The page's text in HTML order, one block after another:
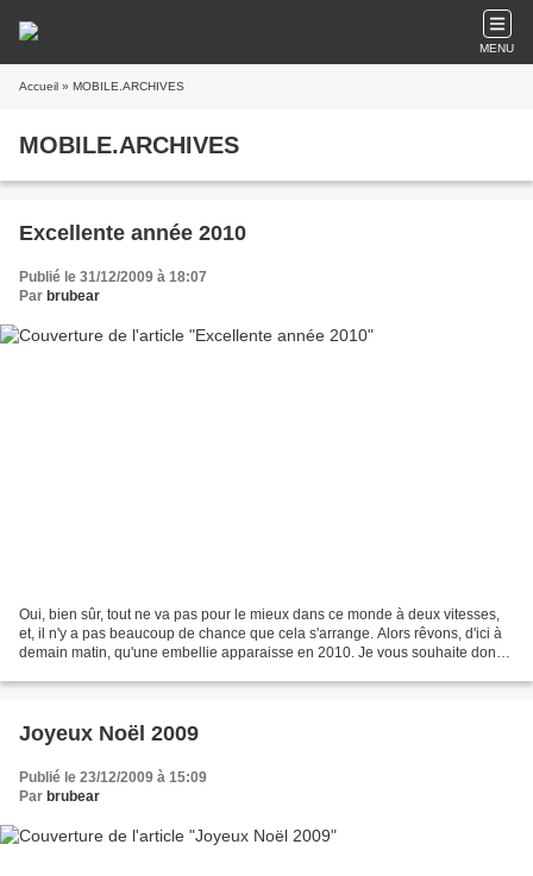
MENU
Accueil » MOBILE.ARCHIVES
MOBILE.ARCHIVES
Excellente année 2010
Publié le 31/12/2009 à 18:07
Par brubear
Oui, bien sûr, tout ne va pas pour le mieux dans ce monde à deux vitesses,
et, il n'y a pas beaucoup de chance que cela s'arrange. Alors rêvons, d'ici à
demain matin, qu'une embellie apparaisse en 2010. Je vous souhaite donc
Joyeux Noël 2009
Publié le 23/12/2009 à 15:09
Par brubear